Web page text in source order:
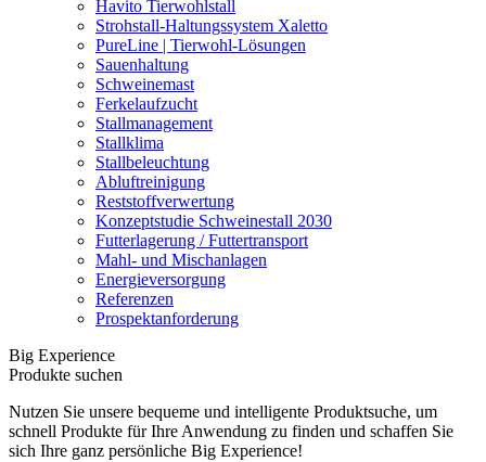
Havito Tierwohlstall
Strohstall-Haltungssystem Xaletto
PureLine | Tierwohl-Lösungen
Sauenhaltung
Schweinemast
Ferkelaufzucht
Stallmanagement
Stallklima
Stallbeleuchtung
Abluftreinigung
Reststoffverwertung
Konzeptstudie Schweinestall 2030
Futterlagerung / Futtertransport
Mahl- und Mischanlagen
Energieversorgung
Referenzen
Prospektanforderung
Big Experience
Produkte suchen
Nutzen Sie unsere bequeme und intelligente Produktsuche, um
schnell Produkte für Ihre Anwendung zu finden und schaffen Sie
sich Ihre ganz persönliche Big Experience!